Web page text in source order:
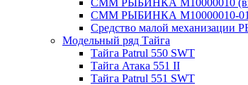
СММ РЫБИНКА M10000010
СММ РЫБИНКА M10000010-01
Средство малой
Модельный ряд Тайга
Тайга Patrul 550 SWT
Тайга Атака 551 II
Тайга Patrul 551 SWT